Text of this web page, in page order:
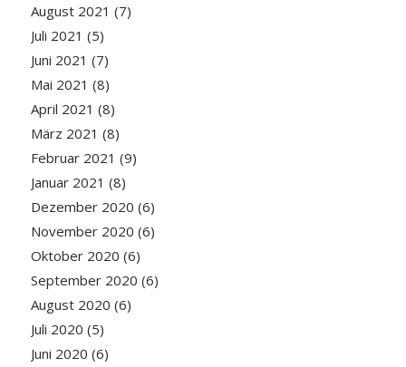
August 2021 (7)
Juli 2021 (5)
Juni 2021 (7)
Mai 2021 (8)
April 2021 (8)
März 2021 (8)
Februar 2021 (9)
Januar 2021 (8)
Dezember 2020 (6)
November 2020 (6)
Oktober 2020 (6)
September 2020 (6)
August 2020 (6)
Juli 2020 (5)
Juni 2020 (6)